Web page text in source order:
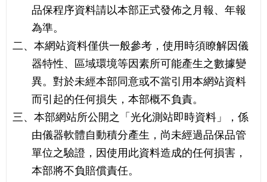
品保程序資料請以本部正式發佈之月報、年報
為準。
二、本網站資料僅供一般參考，使用時須瞭解因儀
器特性、區域環境等因素所可能產生之數據變
異。對於未經本部同意或不當引用本網站資料
而引起的任何損失，本部概不負責。
三、本部網站所公開之「光化測站即時資料」，係
由儀器軟體自動積分產生，尚未經過品保品管
單位之驗證，因使用此資料造成的任何損害，
本部將不負賠償責任。